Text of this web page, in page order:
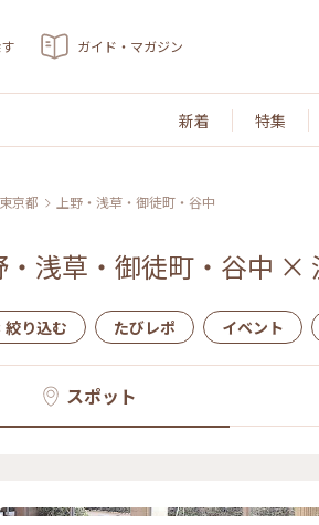
ガイド・マガジン
新着 特集
東京都 上野・浅草・御徒町・谷中
・浅草・御徒町・谷中 ×
絞り込む たびレポ イベント
スポット